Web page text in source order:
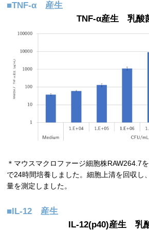
■TNF-α 産生
TNF-α産生 乳酸
＊マウスマクロファージ細胞株RAW264.7
で24時間培養しました。細胞上清を回収し
量を測定しました。
■IL-12 産生
IL-12(p40)産生 乳